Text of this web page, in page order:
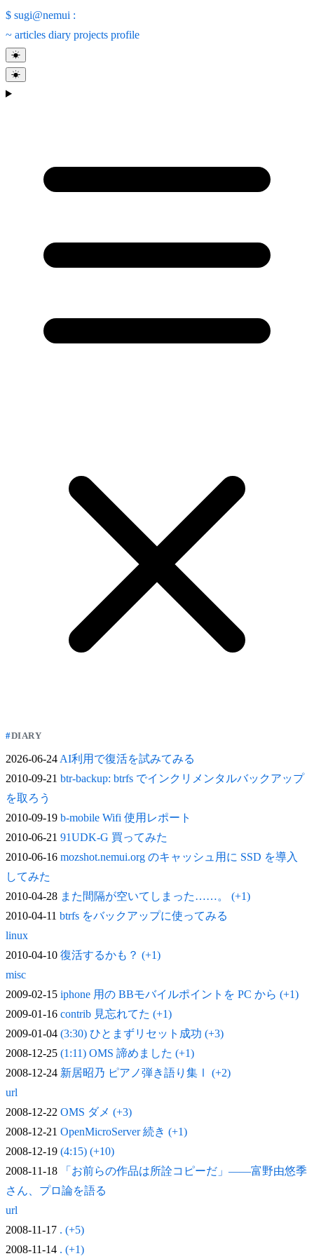
$ sugi@nemui :
~ articles diary projects profile
☀
☀
DIARY
2026-06-24AI利用で復活を試みてみる
2010-09-21 btr-backup: btrfs でインクリメンタルバックアップ
を取ろう
2010-09-19 b-mobile Wifi 使用レポート
2010-06-21 91UDK-G 買ってみた
2010-06-16 mozshot.nemui.org のキャッシュ用に SSD を導入
してみた
2010-04-28 また間隔が空いてしまった……。 (+1)
2010-04-11 btrfs をバックアップに使ってみる
linux
2010-04-10 復活するかも？ (+1)
misc
2009-02-15 iphone 用の BBモバイルポイントを PC から (+1)
2009-01-16 contrib 見忘れてた (+1)
2009-01-04 (3:30) ひとまずリセット成功 (+3)
2008-12-25 (1:11) OMS 諦めました (+1)
2008-12-24 新居昭乃 ピアノ弾き語り集Ⅰ (+2)
url
2008-12-22 OMS ダメ (+3)
2008-12-21 OpenMicroServer 続き (+1)
2008-12-19 (4:15) (+10)
2008-11-18
「お前らの作品は所詮コピーだ」——富野由悠季
さん、プロ論を語る
url
2008-11-17 . (+5)
2008-11-14 . (+1)